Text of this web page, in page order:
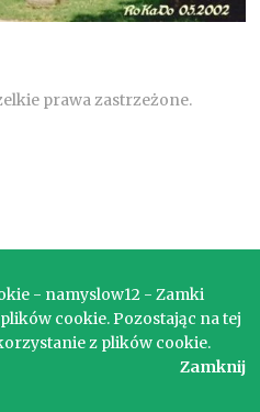
prawa zastrzeżone.
- namyslow12 - Zamki
cookie. Pozostając na tej
z plików cookie.
Zamknij